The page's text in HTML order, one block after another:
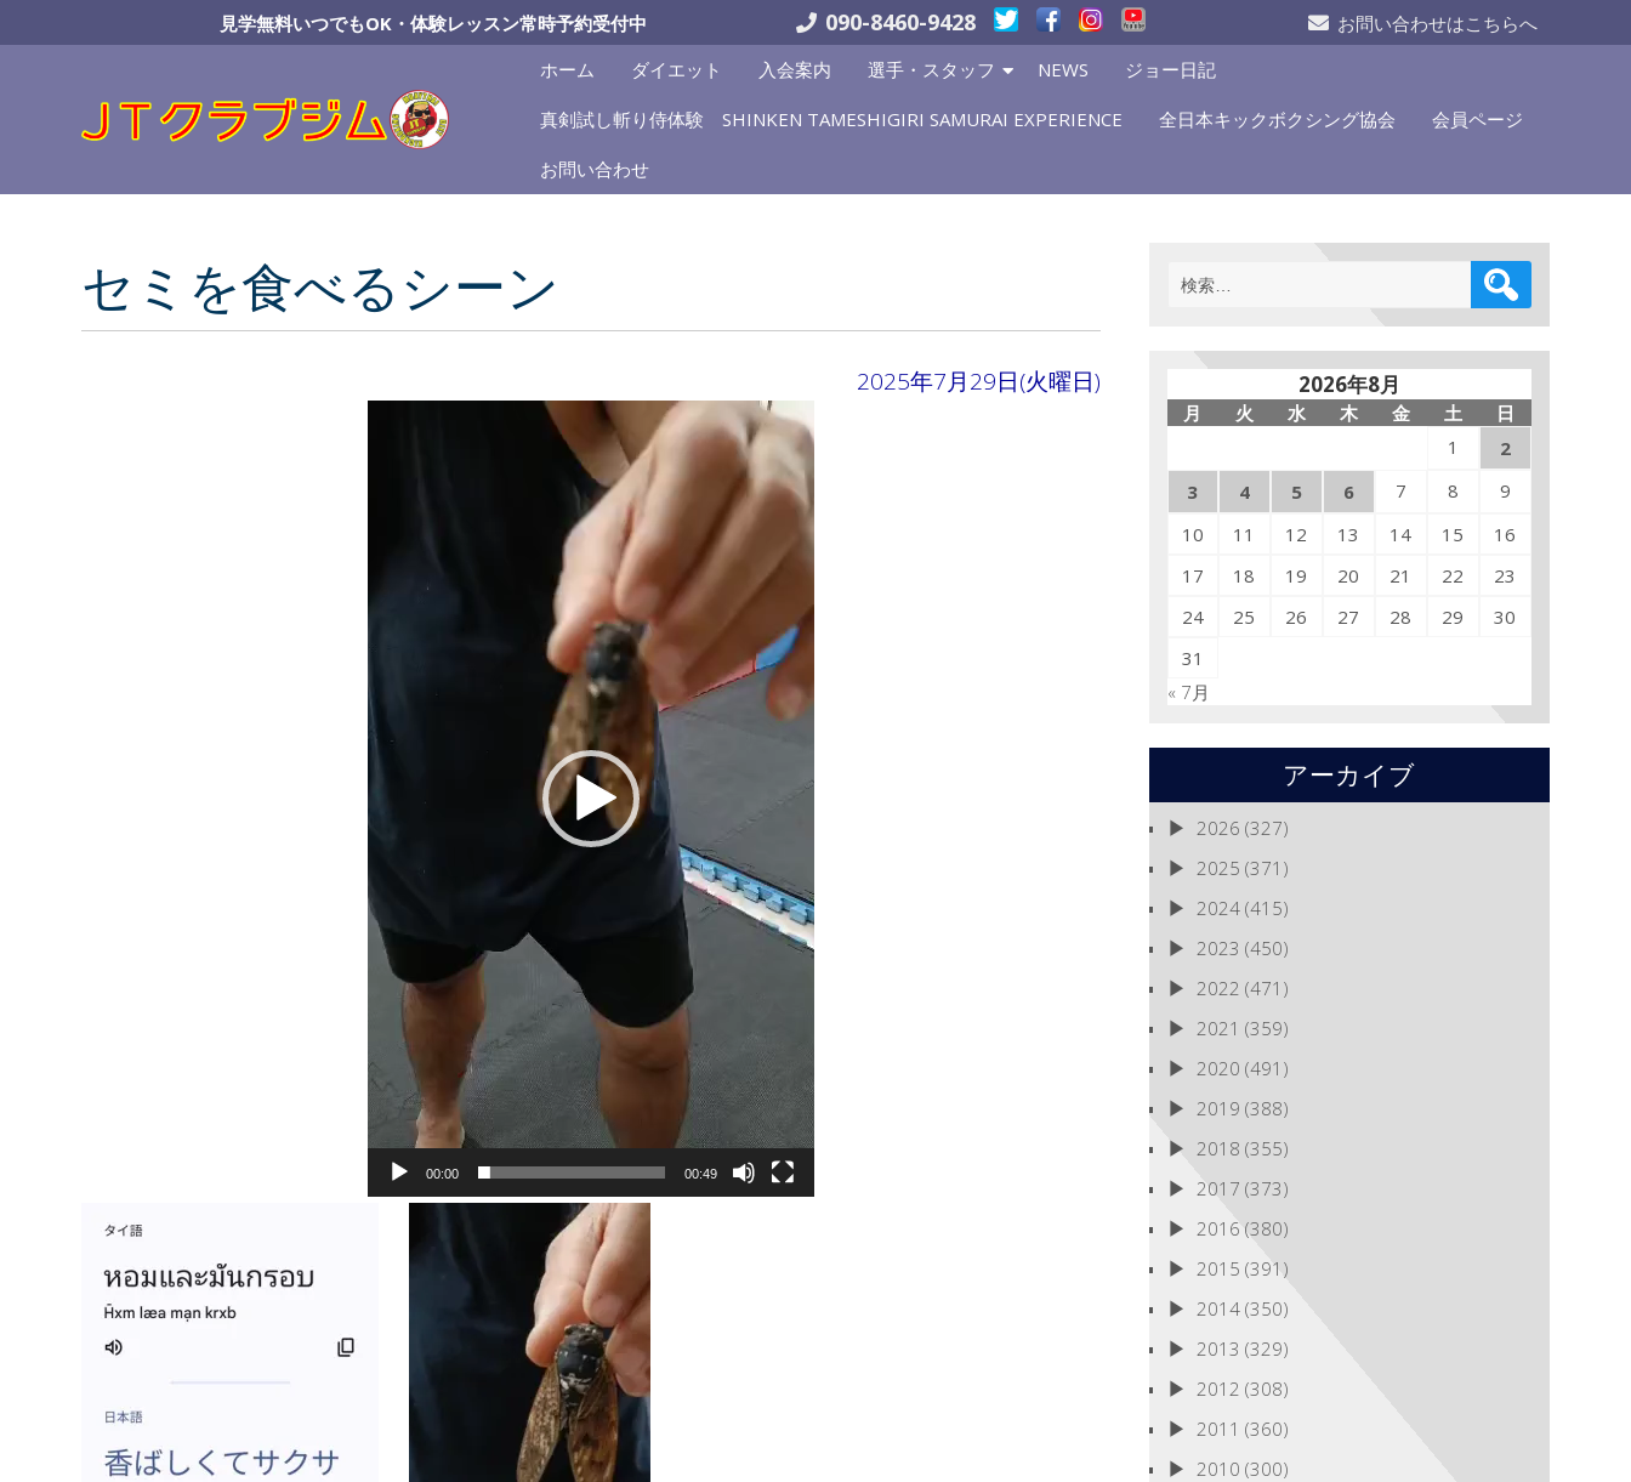
to
見学無料いつでもOK・体験レッスン常時予約受付中 090-8460-9428
お問い合わせはこちらへ
ホーム
ダイエット 入会案内 選手・スタッフ NEWS ジョー日記
真剣試し斬り侍体験 SHINKEN TAMESHIGIRI SAMURAI EXPERIENCE 全日本キックボクシング協会 会員ページ
お問い合わせ
セミを食べるシーン
2025年7月29日(火曜日)
ヤ
00:00 00:49
検
索:
2026年8月
月 火 水 木 金 土
日
1
2
3
4 5 6 7 8
9
10
11 12 13 14 15
16
17
18 19 20 21 22
23
24
25 26 27 28 29
30
31
« 7月
アーカイブ
2026 (327)
2025 (371)
2024(415)
2023 (450)
2022 (471)
2021 (359)
2020 (491)
2019 (388)
2018 (355)
2017 (373)
2016 (380)
2015 (391)
2014(350)
2013 (329)
2012 (308)
2011 (360)
2010 (300)